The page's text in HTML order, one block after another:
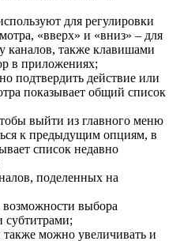
для регулировки
«вверх» и «вниз» – для
каналов, также клавишами
в приложениях;
подтвердить действие или
показывает общий список
выйти из главного меню
к предыдущим опциям, в
список недавно
поделенных на
выбора
субтитрами;
можно увеличивать и